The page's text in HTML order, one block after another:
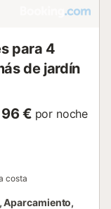
para 4
de jardín
96 € por noche
costa
Aparcamiento,